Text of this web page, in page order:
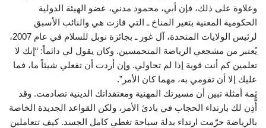
وعلاوة على ذلك، فإن أبي، محمود مدني، عضو الهيئة الدولية
الحكومية المعنية بتغير المناخ ـ التي فازت هي والنائب الأسبق
لرئيس الولايات المتحدة، آل غور ـ بجائزة نوبل للسلام في عام 2007،
يُعتبر من مشجعي الرياضة المتحمسين. وكان يقول لي دائماً: “إنك لا
تعلمين كم أنت قوية إذا لم تحاولي. وإن أردت أن تفعلي شيئاً ما، فما
عليك إلا أن تقومي به، مهما كان الأمر”.
ثمة أمثلة تبين أن مسيرتك المهنية ومعتقداتك الدينية تصادمت. وقد
أُّذِن لك بارتداء الحجاب في بادئ الأمر، ولكن القواعد الجديدة الخاصة
بالرياضة حرّمت ارتداء بدلة سباحة تغطي كامل الجسد. كيف تتعاملين